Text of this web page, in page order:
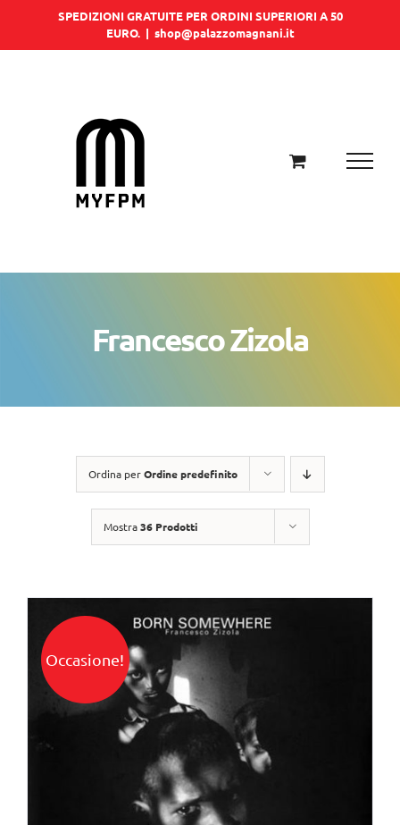
SPEDIZIONI GRATUITE PER ORDINI SUPERIORI A 50
EURO. | shop@palazzomagnani.it
Francesco Zizola
Ordina perOrdine predefinito
Mostra36 Prodotti
Occasione!